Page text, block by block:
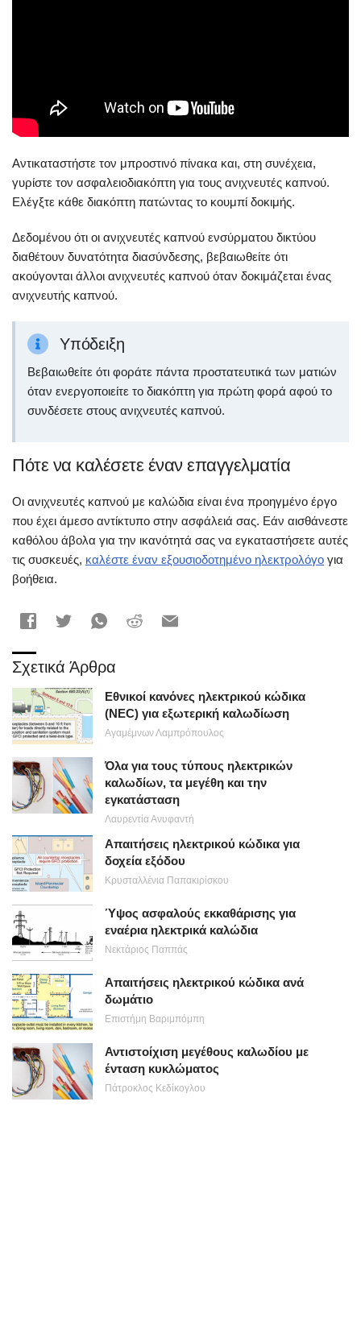
Αντικαταστήστε τον μπροστινό πίνακα και, στη συνέχεια,
γυρίστε τον ασφαλειοδιακόπτη για τους ανιχνευτές καπνού.
Ελέγξτε κάθε διακόπτη πατώντας το κουμπί δοκιμής.
Δεδομένου ότι οι ανιχνευτές καπνού ενσύρματου δικτύου
διαθέτουν δυνατότητα διασύνδεσης, βεβαιωθείτε ότι
ακούγονται άλλοι ανιχνευτές καπνού όταν δοκιμάζεται ένας
ανιχνευτής καπνού.
Υπόδειξη
Βεβαιωθείτε ότι φοράτε πάντα προστατευτικά των ματιών
όταν ενεργοποιείτε το διακόπτη για πρώτη φορά αφού το
συνδέσετε στους ανιχνευτές καπνού.
Πότε να καλέσετε έναν επαγγελματία
Οι ανιχνευτές καπνού με καλώδια είναι ένα προηγμένο έργο
που έχει άμεσο αντίκτυπο στην ασφάλειά σας. Εάν αισθάνεστε
καθόλου άβολα για την ικανότητά σας να εγκαταστήσετε αυτές
τις συσκευές, καλέστε έναν εξουσιοδοτημένο ηλεκτρολόγο για
βοήθεια.
Σχετικά Άρθρα
Εθνικοί κανόνες ηλεκτρικού κώδικα
(NEC) για εξωτερική καλωδίωση
Αγαμέμνων Λαμπρόπουλος
Όλα για τους τύπους ηλεκτρικών
καλωδίων, τα μεγέθη και την
εγκατάσταση
Λαυρεντία Ανυφαντή
Απαιτήσεις ηλεκτρικού κώδικα για
δοχεία εξόδου
Κρυσταλλένια Παπακιρίσκου
Ύψος ασφαλούς εκκαθάρισης για
εναέρια ηλεκτρικά καλώδια
Νεκτάριος Παππάς
Απαιτήσεις ηλεκτρικού κώδικα ανά
δωμάτιο
Επιστήμη Βαριμπόμπη
Αντιστοίχιση μεγέθους καλωδίου με
ένταση κυκλώματος
Πάτροκλος Κεδίκογλου